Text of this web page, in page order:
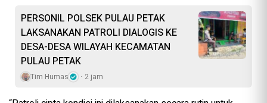
PERSONIL POLSEK PULAU PETAK
LAKSANAKAN PATROLI DIALOGIS KE
DESA-DESA WILAYAH KECAMATAN
PULAU PETAK
Tim Humas 2 jam